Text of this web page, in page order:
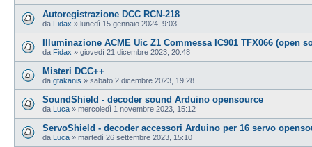
Autoregistrazione DCC RCN-218
da Fidax » lunedì 15 gennaio 2024, 9:03
Illuminazione ACME Uic Z1 Commessa IC901 TFX066 (open
da Fidax » giovedì 21 dicembre 2023, 20:48
Misteri DCC++
da gtakanis » sabato 2 dicembre 2023, 19:28
SoundShield - decoder sound Arduino opensource
da Luca » mercoledì 1 novembre 2023, 15:12
ServoShield - decoder accessori Arduino per 16 servo
da Luca » martedì 26 settembre 2023, 15:10